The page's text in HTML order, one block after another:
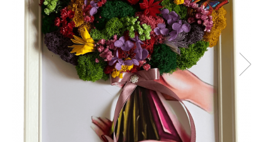
Tablou licheni pentru Barbati
Tablouri 40/30
Tablouri cu licheni pe canvas
Tablouri cu licheni pentru Nasi si